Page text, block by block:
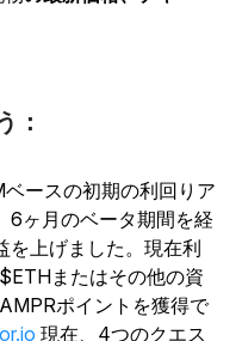
：
ースの初期の利回りア
6ヶ月のベータ期間を経
上げました。 現在利
またはその他の資
ポイントを獲得で
現在、4つのクエス